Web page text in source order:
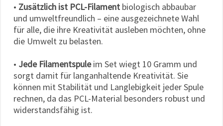
• Zusätzlich ist PCL-Filament biologisch abbaubar
und umweltfreundlich – eine ausgezeichnete Wahl
für alle, die ihre Kreativität ausleben möchten, ohne
die Umwelt zu belasten.
• Jede Filamentspuleim Set wiegt 10 Gramm und
sorgt damit für langanhaltende Kreativität. Sie
können mit Stabilität und Langlebigkeit jeder Spule
rechnen, da das PCL-Material besonders robust und
widerstandsfähig ist.